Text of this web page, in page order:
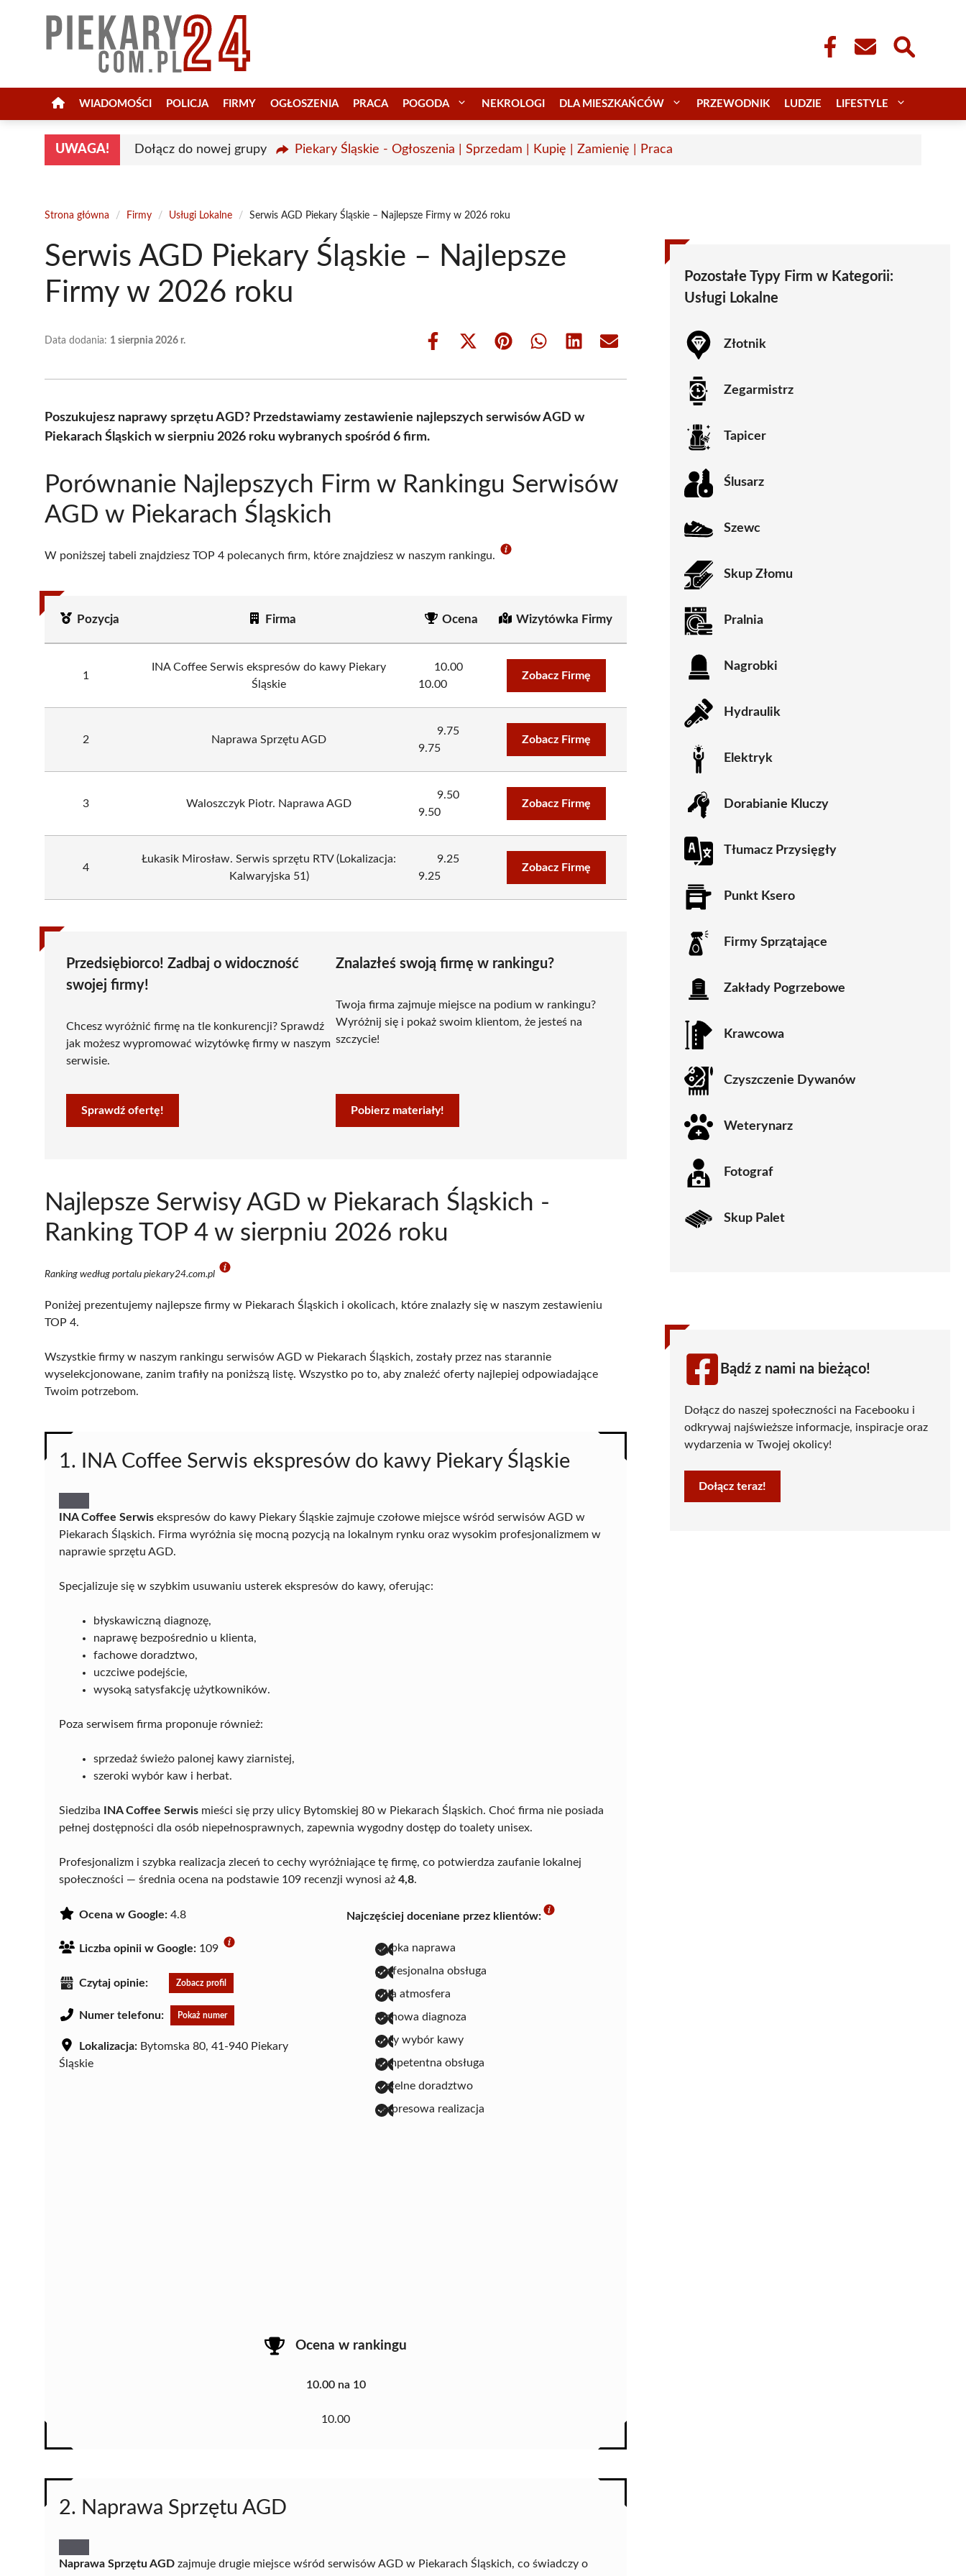
WIADOMOŚCI POLICJA FIRMY OGŁOSZENIA PRACA POGODA NEKROLOGI DLA MIESZKAŃCÓW PRZEWODNIK LUDZIE LIFESTYLE
UWAGA! Dołącz do nowej grupy Piekary Śląskie - Ogłoszenia | Sprzedam | Kupię | Zamienię | Praca
Strona główna / Firmy / Usługi Lokalne / Serwis AGD Piekary Śląskie – Najlepsze Firmy w 2026 roku
Serwis AGD Piekary Śląskie – Najlepsze
Firmy w 2026 roku
Data dodania: 1 sierpnia 2026 r.
Share
Share
(Twitter)
Share Share Share Share
Poszukujesz naprawy sprzętu AGD? Przedstawiamy zestawienie najlepszych serwisów AGD w
Piekarach Śląskich w sierpniu 2026 roku wybranych spośród 6 firm.
Porównanie Najlepszych Firm w Rankingu Serwisów
AGD w Piekarach Śląskich
W poniższej tabeli znajdziesz TOP 4 polecanych firm, które znajdziesz w naszym rankingu.
Pozycja Firma Ocena Wizytówka Firmy
1
INA Coffee Serwis ekspresów do kawy Piekary
Śląskie
10.00
10.00
Zobacz Firmę
2 Naprawa Sprzętu AGD
9.75
9.75
Zobacz Firmę
3 Waloszczyk Piotr. Naprawa AGD
9.50
9.50
Zobacz Firmę
4
Łukasik Mirosław. Serwis sprzętu RTV (Lokalizacja:
Kalwaryjska 51)
9.25
9.25
Zobacz Firmę
Przedsiębiorco! Zadbaj o widoczność
swojej firmy!
Chcesz wyróżnić firmę na tle konkurencji? Sprawdź
jak możesz wypromować wizytówkę firmy w naszym
serwisie.
Sprawdź ofertę!
Znalazłeś swoją firmę w rankingu?
Twoja firma zajmuje miejsce na podium w rankingu?
Wyróżnij się i pokaż swoim klientom, że jesteś na
szczycie!
Pobierz materiały!
Najlepsze Serwisy AGD w Piekarach Śląskich -
Ranking TOP 4 w sierpniu 2026 roku
Ranking według portalu piekary24.com.pl
Poniżej prezentujemy najlepsze firmy w Piekarach Śląskich i okolicach, które znalazły się w naszym zestawieniu
TOP 4.
Wszystkie firmy w naszym rankingu serwisów AGD w Piekarach Śląskich, zostały przez nas starannie
wyselekcjonowane, zanim trafiły na poniższą listę. Wszystko po to, aby znaleźć oferty najlepiej odpowiadające
Twoim potrzebom.
1. INA Coffee Serwis ekspresów do kawy Piekary Śląskie
INA Coffee Serwis ekspresów do kawy Piekary Śląskie zajmuje czołowe miejsce wśród serwisów AGD w
Piekarach Śląskich. Firma wyróżnia się mocną pozycją na lokalnym rynku oraz wysokim profesjonalizmem w
naprawie sprzętu AGD.
Specjalizuje się w szybkim usuwaniu usterek ekspresów do kawy, oferując:
błyskawiczną diagnozę,
naprawę bezpośrednio u klienta,
fachowe doradztwo,
uczciwe podejście,
wysoką satysfakcję użytkowników.
Poza serwisem firma proponuje również:
sprzedaż świeżo palonej kawy ziarnistej,
szeroki wybór kaw i herbat.
Siedziba INA Coffee Serwis mieści się przy ulicy Bytomskiej 80 w Piekarach Śląskich. Choć firma nie posiada
pełnej dostępności dla osób niepełnosprawnych, zapewnia wygodny dostęp do toalety unisex.
Profesjonalizm i szybka realizacja zleceń to cechy wyróżniające tę firmę, co potwierdza zaufanie lokalnej
społeczności — średnia ocena na podstawie 109 recenzji wynosi aż 4,8.
Ocena w Google: 4.8
Liczba opinii w Google: 109
Czytaj opinie: Zobacz profil
Numer telefonu: Pokaż numer
Lokalizacja: Bytomska 80, 41-940 Piekary
Śląskie
Najczęściej doceniane przez klientów:
szybka naprawa
profesjonalna obsługa
miła atmosfera
fachowa diagnoza
duży wybór kawy
kompetentna obsługa
rzetelne doradztwo
ekspresowa realizacja
Ocena w rankingu
10.00 na 10
10.00
2. Naprawa Sprzętu AGD
Naprawa Sprzętu AGD zajmuje drugie miejsce wśród serwisów AGD w Piekarach Śląskich, co świadczy o
Pozostałe Typy Firm w Kategorii:
Usługi Lokalne
Złotnik
Zegarmistrz
Tapicer
Ślusarz
Szewc
Skup Złomu
Pralnia
Nagrobki
Hydraulik
Elektryk
Dorabianie Kluczy
Tłumacz Przysięgły
Punkt Ksero
Firmy Sprzątające
Zakłady Pogrzebowe
Krawcowa
Czyszczenie Dywanów
Weterynarz
Fotograf
Skup Palet
Bądź z nami na bieżąco!
Dołącz do naszej społeczności na Facebooku i
odkrywaj najświeższe informacje, inspiracje oraz
wydarzenia w Twojej okolicy!
Dołącz teraz!